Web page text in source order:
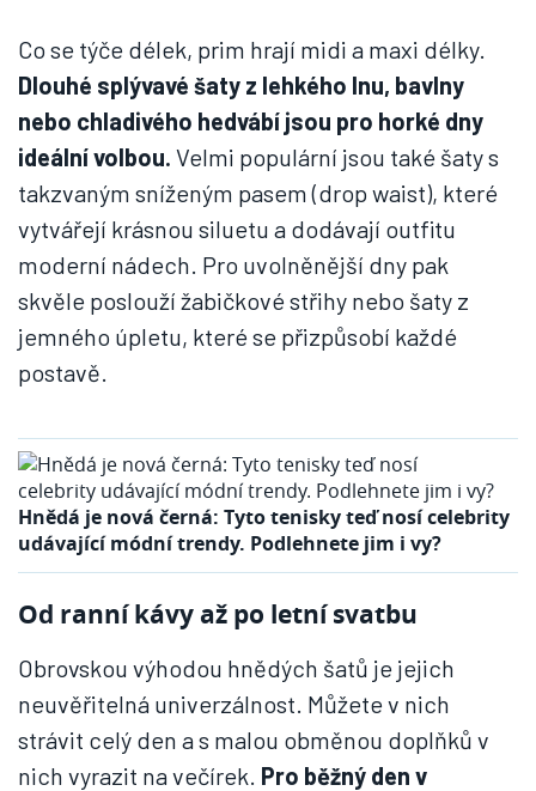
Co se týče délek, prim hrají midi a maxi délky.
Dlouhé splývavé šaty z lehkého lnu, bavlny
nebo chladivého hedvábí jsou pro horké dny
ideální volbou. Velmi populární jsou také šaty s
takzvaným sníženým pasem (drop waist), které
vytvářejí krásnou siluetu a dodávají outfitu
moderní nádech. Pro uvolněnější dny pak
skvěle poslouží žabičkové střihy nebo šaty z
jemného úpletu, které se přizpůsobí každé
postavě.
Hnědá je nová černá: Tyto tenisky teď nosí celebrity
udávající módní trendy. Podlehnete jim i vy?
Od ranní kávy až po letní svatbu
Obrovskou výhodou hnědých šatů je jejich
neuvěřitelná univerzálnost. Můžete v nich
strávit celý den a s malou obměnou doplňků v
nich vyrazit na večírek. Pro běžný den v